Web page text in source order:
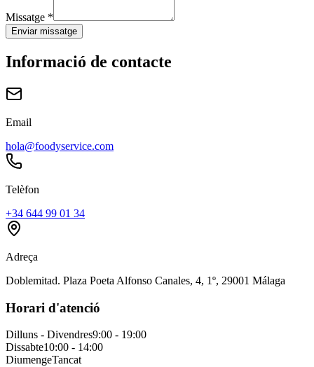
Missatge *
Enviar missatge
Informació de contacte
Email
hola@foodyservice.com
Telèfon
+34 644 99 01 34
Adreça
Doblemitad. Plaza Poeta Alfonso Canales, 4, 1º, 29001 Málaga
Horari d'atenció
Dilluns - Divendres9:00 - 19:00
Dissabte10:00 - 14:00
DiumengeTancat